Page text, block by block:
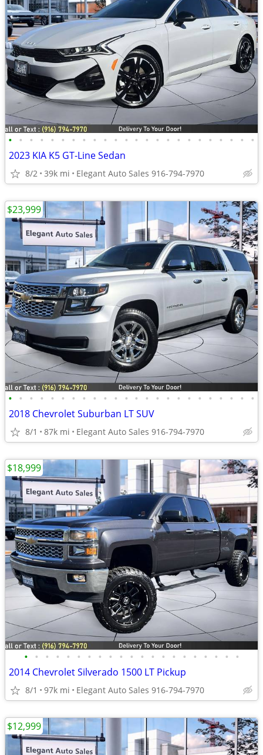
• • • • • • • • • • • • • • • • • • • • • • • •
2023 KIA K5 GT-Line Sedan
8/2 39k mi Elegant Auto Sales 916-794-7970
• • • • • • • • • • • • • • • • • • • • • • • •
2018 Chevrolet Suburban LT SUV
8/1 87k mi Elegant Auto Sales 916-794-7970
$23,999
• • • • • • • • • • • • • • • • • • • • •
2014 Chevrolet Silverado 1500 LT Pickup
8/1 97k mi Elegant Auto Sales 916-794-7970
$18,999
$12,999